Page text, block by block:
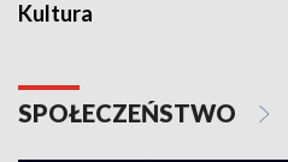
Kultura
SPOŁECZEŃSTWO